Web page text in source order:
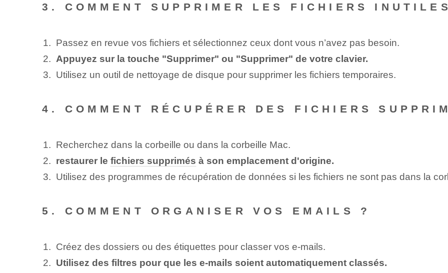
3. COMMENT SUPPRIMER LES FICHIERS
Passez en revue vos fichiers et sélectionnez ceux dont vous n’avez pas besoin.
Appuyez sur la touche "Supprimer" ou "Supprimer" de votre clavier.
Utilisez un outil de nettoyage de disque pour supprimer les fichiers temporaires.
4. COMMENT RÉCUPÉRER DES FICHIERS
Recherchez dans la corbeille ou dans la corbeille Mac.
restaurer le fichiers supprimés à son emplacement d'origine.
Utilisez des programmes de récupération de données si les fichiers ne sont pas dans la
5. COMMENT ORGANISER VOS EMAILS ?
Créez des dossiers ou des étiquettes pour classer vos e-mails.
Utilisez des filtres pour que les e-mails soient automatiquement classés.